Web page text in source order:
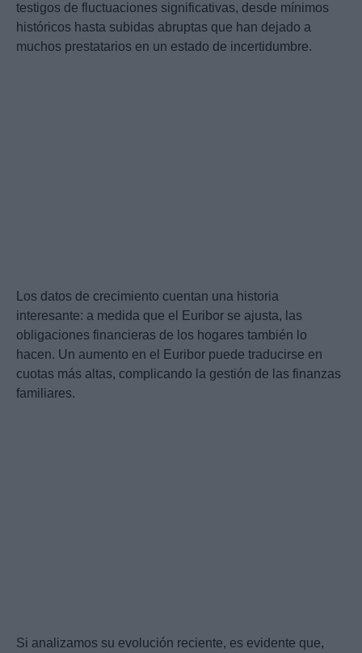
testigos de fluctuaciones significativas, desde mínimos
históricos hasta subidas abruptas que han dejado a
muchos prestatarios en un estado de incertidumbre.
Los datos de crecimiento cuentan una historia
interesante: a medida que el Euribor se ajusta, las
obligaciones financieras de los hogares también lo
hacen. Un aumento en el Euribor puede traducirse en
cuotas más altas, complicando la gestión de las finanzas
familiares.
Si analizamos su evolución reciente, es evidente que,